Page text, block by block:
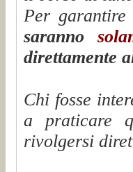
Per
saranno
direttamente
Chi fosse
a praticare
rivolgersi